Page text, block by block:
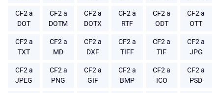
CF2 a
DOT
CF2 a
DOTM
CF2 a
DOTX
CF2 a
RTF
CF2 a
ODT
CF2 a
OTT
CF2 a
TXT
CF2 a
MD
CF2 a
DXF
CF2 a
TIFF
CF2 a
TIF
CF2 a
JPG
CF2 a
JPEG
CF2 a
PNG
CF2 a
GIF
CF2 a
BMP
CF2 a
ICO
CF2 a
PSD